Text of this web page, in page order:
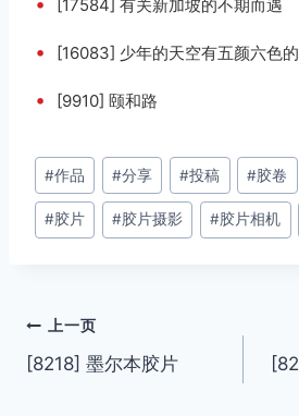
[17584] 有关新加坡的不期而遇
• [16083] 少年的天空有五颜六色
• [9910] 颐和路
文
章
标
#作品 #分享 #投稿 #胶卷
#胶片 #胶片摄影 #胶片相机
文
章
上一页
[8218] 墨尔本胶片